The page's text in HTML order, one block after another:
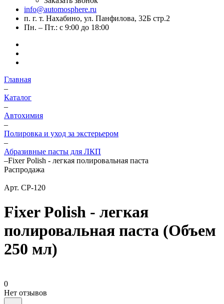
info@automosphere.ru
п. г. т. Нахабино, ул. Панфилова, 32Б стр.2
Пн. – Пт.: с 9:00 до 18:00
Главная
–
Каталог
–
Автохимия
–
Полировка и уход за экстерьером
–
Абразивные пасты для ЛКП
–Fixer Polish - легкая полировальная паста
Распродажа
Арт. CP-120
Fixer Polish - легкая
полировальная паста (Объем
250 мл)
0
Нет отзывов